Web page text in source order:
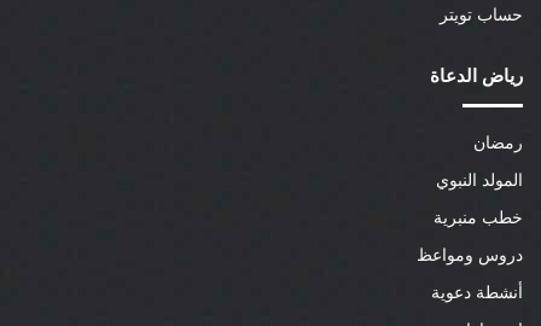
حساب تويتر
رياض الدعاة
رمضان
المولد النبوي
خطب منبرية
دروس ومواعظ
أنشطة دعوية